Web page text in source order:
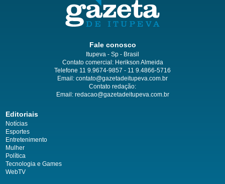
Fale conosco
Itupeva - Sp - Brasil
Contato comercial: Herikson Almeida
Telefone 11 9.9674-9857 - 11 9.4866-5716
Email: contato@gazetadeitupeva.com.br
Contato redação:
Email: redacao@gazetadeitupeva.com.br
Editoriais
Notícias
Esportes
Entretenimento
Mulher
Política
Tecnologia e Games
WebTV